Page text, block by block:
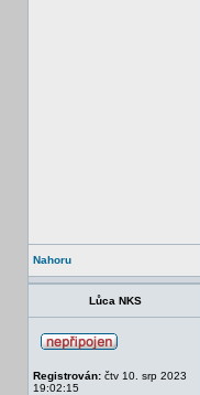
Nahoru
Lůca NKS
Registrován: čtv 10. srp 2023
19:02:15